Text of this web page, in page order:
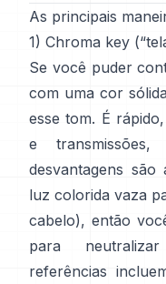
As principais
1) Chroma key
Se você puder
com uma cor
esse tom. É
e
desvantagens
luz colorida vaza
cabelo), então
para
referências